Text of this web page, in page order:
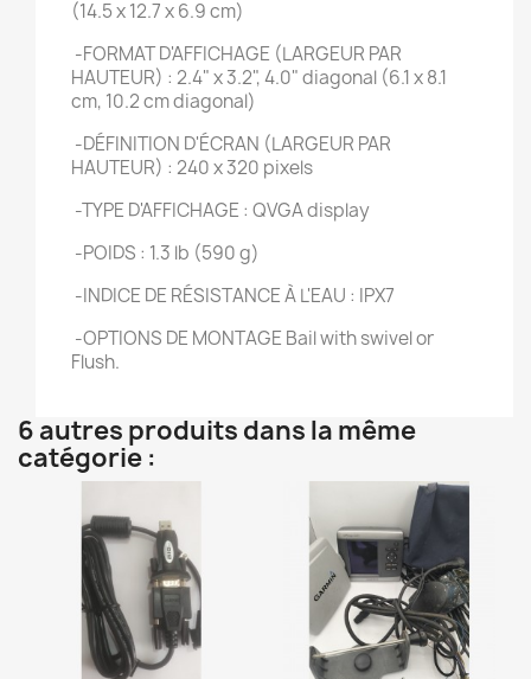
(14.5 x 12.7 x 6.9 cm)
-FORMAT D'AFFICHAGE (LARGEUR PAR
HAUTEUR) : 2.4" x 3.2", 4.0" diagonal (6.1 x 8.1
cm, 10.2 cm diagonal)
-DÉFINITION D'ÉCRAN (LARGEUR PAR
HAUTEUR) : 240 x 320 pixels
-TYPE D'AFFICHAGE : QVGA display
-POIDS : 1.3 lb (590 g)
-INDICE DE RÉSISTANCE À L'EAU : IPX7
-OPTIONS DE MONTAGE Bail with swivel or
Flush.
6 autres produits dans la même
catégorie :